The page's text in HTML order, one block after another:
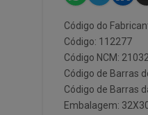
Código do
Código: 112277
Código NCM:
Código de Barras
Código de Barras
Embalagem: